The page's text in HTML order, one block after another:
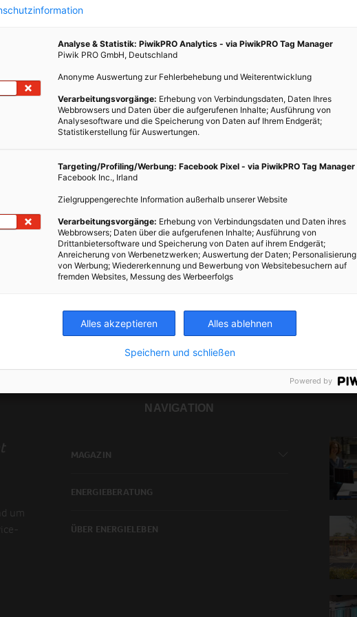
zu
enorm
ist
Müll und
und
Profis am Wort: „Das Klo ist kein
Mistkübel“
10. MAI 2019 VONENERGIELEBEN REDAKTION
Josef Gottschall von der Abteilung Wien Kanal des
Magistrats Wien spricht im Interview über die Dritter
Mann-Tour durch die Wiener Kanalisation. Und was
BEITRAG ANSEHEN
TEILEN
um
NAVIGATION
MAGAZIN
ENERGIEBERATUNG
ÜBER ENERGIELEBEN
Analyse & Statistik: PiwikPRO Analytics - via PiwikPRO Tag Manager
Piwik PRO GmbH, Deutschland
Anonyme Auswertung zur Fehlerbehebung und Weiterentwicklung
Verarbeitungsvorgänge: Erhebung von Verbindungsdaten, Daten Ihres
Webbrowsers und Daten über die aufgerufenen Inhalte; Ausführung von
Analysesoftware und die Speicherung von Daten auf Ihrem Endgerät;
Statistikerstellung für Auswertungen.
Targeting/Profiling/Werbung: Facebook Pixel - via PiwikPRO Tag Manager
Facebook Inc., Irland
Zielgruppengerechte Information außerhalb unserer Website
Verarbeitungsvorgänge: Erhebung von Verbindungsdaten und Daten ihres
Webbrowsers; Daten über die aufgerufenen Inhalte; Ausführung von
Drittanbietersoftware und Speicherung von Daten auf ihrem Endgerät;
Anreicherung von Werbenetzwerken; Auswertung der Daten; Personalisierung
von Werbung; Wiedererkennung und Bewerbung von Websitebesuchern auf
fremden Websites, Messung des Werbeerfolgs
Alles akzeptieren Alles ablehnen
Speichern und schließen
Powered by